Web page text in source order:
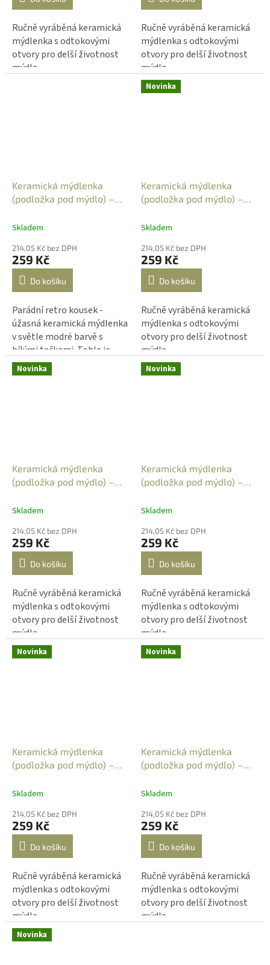
Ručně vyráběná keramická
mýdlenka s odtokovými
otvory pro delší životnost
mýdla.
Ručně vyráběná keramická
mýdlenka s odtokovými
otvory pro delší životnost
mýdla.
Keramická mýdlenka
(podložka pod mýdlo) –
modrá s tečkami
Skladem
214,05 Kč bez DPH
259 Kč
Do košíku
Parádní retro kousek -
úžasná keramická mýdlenka
v světle modré barvě s
bílými tečkami. Tohle je
parádní PIN UP styl.
Novinka
Keramická mýdlenka
(podložka pod mýdlo) –
modrém
Skladem
214,05 Kč bez DPH
259 Kč
Do košíku
Ručně vyráběná keramická
mýdlenka s odtokovými
otvory pro delší životnost
mýdla.
Novinka
Keramická mýdlenka
(podložka pod mýdlo) –
zeleném
Skladem
214,05 Kč bez DPH
259 Kč
Do košíku
Ručně vyráběná keramická
mýdlenka s odtokovými
otvory pro delší životnost
mýdla.
Novinka
Keramická mýdlenka
(podložka pod mýdlo) –
modrá 3
Skladem
214,05 Kč bez DPH
259 Kč
Do košíku
Ručně vyráběná keramická
mýdlenka s odtokovými
otvory pro delší životnost
mýdla.
Novinka
Keramická mýdlenka
(podložka pod mýdlo) –
zelená 1
Skladem
214,05 Kč bez DPH
259 Kč
Do košíku
Ručně vyráběná keramická
mýdlenka s odtokovými
otvory pro delší životnost
mýdla.
Novinka
Keramická mýdlenka
(podložka pod mýdlo) –
zelená 2
Skladem
214,05 Kč bez DPH
259 Kč
Do košíku
Ručně vyráběná keramická
mýdlenka s odtokovými
otvory pro delší životnost
mýdla.
Novinka